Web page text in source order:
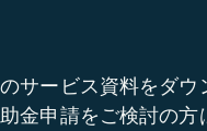
サービス資料をダウ
金申請をご検討の方